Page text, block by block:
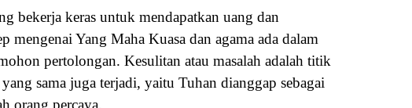
bekerja keras untuk mendapatkan uang dan
mengenai Yang Maha Kuasa dan agama ada dalam
pertolongan. Kesulitan atau masalah adalah titik
sama juga terjadi, yaitu Tuhan dianggap sebagai
orang percaya.